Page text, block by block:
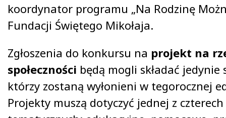
koordynator programu „Na Rodzinę
Fundacji Świętego Mikołaja.
Zgłoszenia do konkursu na projekt na
społeczności będą mogli składać jedynie
którzy zostaną wyłonieni w tegorocznej
Projekty muszą dotyczyć jednej z